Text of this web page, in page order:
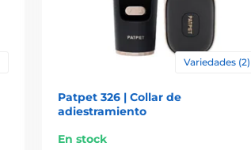
Variedades (2)
Patpet 326 | Collar de
adiestramiento
En stock